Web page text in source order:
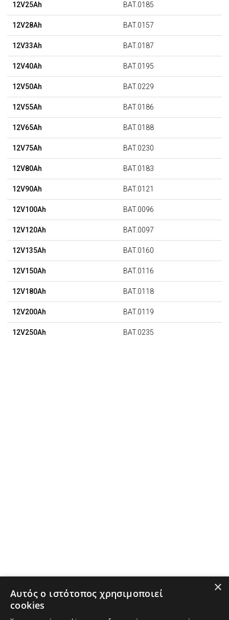
12V25Ah BAT.0185
12V28Ah BAT.0157
12V33Ah BAT.0187
12V40Ah BAT.0195
12V50Ah BAT.0229
12V55Ah BAT.0186
12V65Ah BAT.0188
12V75Ah BAT.0230
12V80Ah BAT.0183
12V90Ah BAT.0121
12V100Ah BAT.0096
12V120Ah BAT.0097
12V135Ah BAT.0160
12V150Ah BAT.0116
12V180Ah BAT.0118
12V200Ah BAT.0119
12V250Ah BAT.0235
×
Αυτός ο ιστότοπος χρησιμοποιεί
cookies